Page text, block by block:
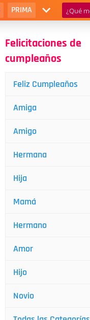
PRIMA
Felicitaciones de
cumpleaños
Feliz Cumpleaños
Amiga
Amigo
Hermana
Hija
Mamá
Hermano
Amor
Hijo
Novio